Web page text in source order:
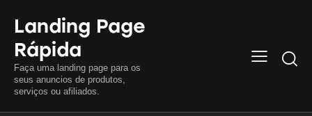
Landing Page
Rápida
Faça uma landing page para os
seus anuncios de produtos,
serviços ou afiliados.